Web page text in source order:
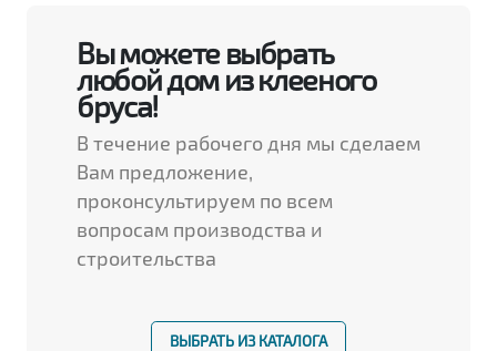
Вы можете выбрать
любой дом из клееного
бруса!
В течение рабочего дня мы сделаем
Вам предложение,
проконсультируем по всем
вопросам производства и
строительства
ВЫБРАТЬ ИЗ КАТАЛОГА